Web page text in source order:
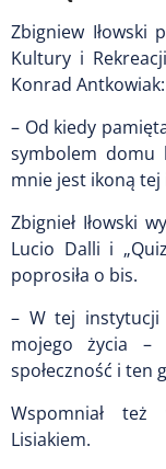
Zbigniew Iłowski
Kultury i
Konrad Antkowiak:
– Od kiedy
symbolem domu
mnie jest ikoną
Zbignieł Iłowski
Lucio Dalli i
poprosiła o bis.
– W tej instytucji
mojego życia –
społeczność i ten
Wspomniał też
Lisiakiem.